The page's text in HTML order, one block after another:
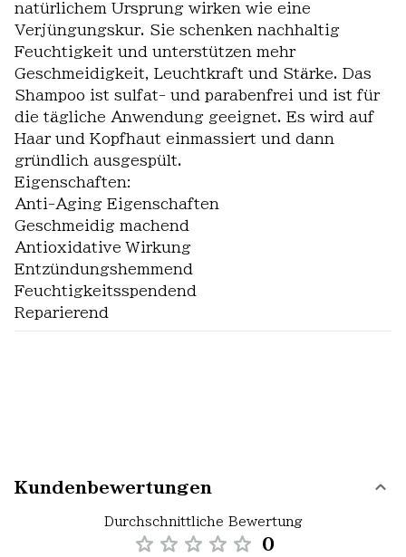
natürlichem Ursprung wirken wie eine
Verjüngungskur. Sie schenken nachhaltig
Feuchtigkeit und unterstützen mehr
Geschmeidigkeit, Leuchtkraft und Stärke. Das
Shampoo ist sulfat- und parabenfrei und ist für
die tägliche Anwendung geeignet. Es wird auf
Haar und Kopfhaut einmassiert und dann
gründlich ausgespült.
Eigenschaften:
Anti-Aging Eigenschaften
Geschmeidig machend
Antioxidative Wirkung
Entzündungshemmend
Feuchtigkeitsspendend
Reparierend
Kundenbewertungen
Durchschnittliche Bewertung
0